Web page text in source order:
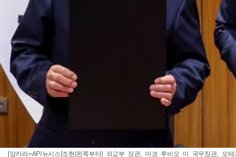
[앙카라=AP/뉴시스]조현(왼쪽부터) 외교부 장관, 마코 루비오 미 국무장관, 모